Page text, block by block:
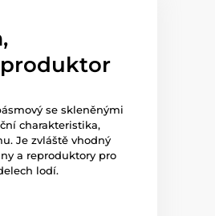
se skleněnými
charakteristika,
Je zvláště vhodný
a reproduktory pro
lodí.